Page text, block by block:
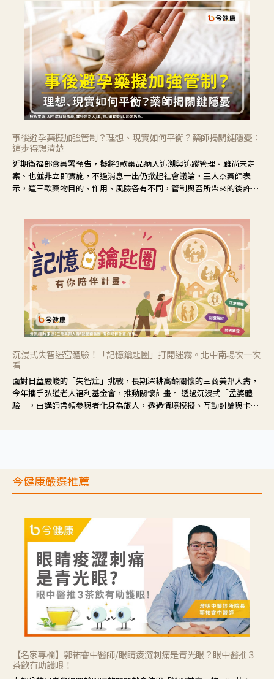
事後避孕藥擬加強管制？理想、現實如何平衡？藥師揭關鍵隱憂：
這步得想清楚
近期衛福部食藥署預告，擬將3款藥品納入追溯與追蹤管理。雖尚未定
案、也並非立即實施，不過消息一出仍掀起社會議論。王人杰藥師表
示，這三款藥物目的、作用、風險各有不同，管制與否所帶來的後許影
沉浸式失智迷宮體驗！「記憶鑰匙圈」打開迷霧。北中南場次一次
看
面對日益嚴峻的「失智症」挑戰，長期深耕高齡關懷的三商美邦人壽，
今年攜手弘道老人福利基金會，推動關懷計畫。 透過沉浸式「孟婆體
驗」，由講師帶領參與者化身為旅人，透過情境模擬、互動討論與卡牌
今健康嚴選推薦
【名家專欄】郭祐睿中醫師/眼睛痠澀刺痛是青光眼？眼中醫推３
茶飲有助護眼！